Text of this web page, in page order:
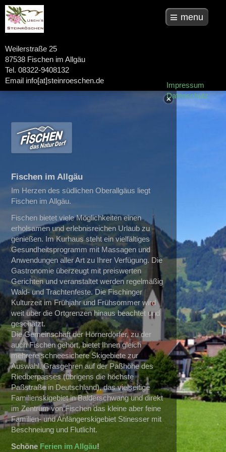
Weilerstraße 25
87538 Fischen im Allgäu
Tel. 08322-9408132
Email info[at]steinroeschen.de
menu
Impressum
Datenschutz
Fischen im Allgäu
Im Herzen des südlichen Oberallgäus liegt
Fischen im Allgäu.
Fischen bietet viele Möglichkeiten einen
erholsamen und erlebnisreichen Urlaub zu
genießen. Im Kurhaus steht ein vielfältiges
Gesundheitsprogramm mit Massagen und
Anwendungen aller Art zu Ihrer Verfügung. Die
Gastronomie überzeugt mit preiswerten
Gerichten und veranstaltet werden regelmäßig
Wald- und Trachtenfeste. Die Fischinger
Kulturzeit im Frühjahr und Frühsommer wird
weit über die Ortgrenzen hinaus beachtet und
geschätzt.
Die Gemeinschaft der Hörnerdörfer, zu der
auch Fischen gehört, bietet Ihnen gleich
mehrere schneesichere Skigebiete zur
Auswahl. Grasgehren auf der Paßhöhe des
Riedberpasses (übrigens die höchste
Paßstraße in Deutschland), das vielseitige
Familienskigebiet in Balderschwang und direkt
im Zentrum von Fischen das kleine aber feine
Familien- und Anfängerskigebiet Stinesser mit
Beschneiung und Flutlicht.
Schöne Ferien im Allgäu!